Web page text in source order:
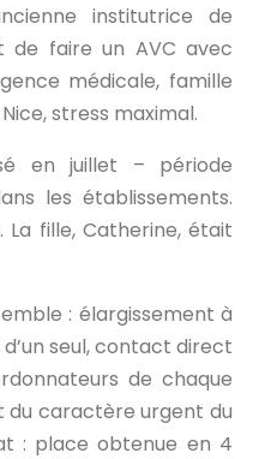
institutrice de
de faire un AVC avec
médicale, famille
stress maximal.
en juillet – période
les établissements.
La fille, Catherine, était
: élargissement à
seul, contact direct
de chaque
du caractère urgent du
: place obtenue en 4